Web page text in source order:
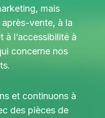
mais
vente, à la
l’accessibilité à
concerne nos
et continuons à
des pièces de